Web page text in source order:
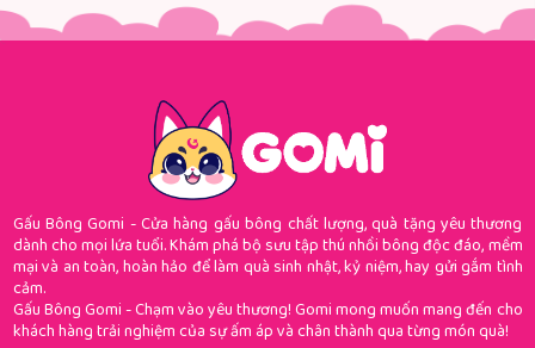
Gấu Bông Gomi - Cửa hàng gấu bông chất lượng, quà tặng yêu thương
dành cho mọi lứa tuổi. Khám phá bộ sưu tập thú nhồi bông độc đáo, mềm
mại và an toàn, hoàn hảo để làm quà sinh nhật, kỷ niệm, hay gửi gắm tình
cảm.
Gấu Bông Gomi - Chạm vào yêu thương! Gomi mong muốn mang đến cho
khách hàng trải nghiệm của sự ấm áp và chân thành qua từng món quà!